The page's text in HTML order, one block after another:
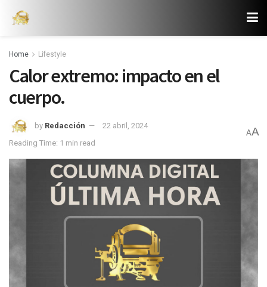
Home Lifestyle
Calor extremo: impacto en el
cuerpo.
by Redacción
22 abril, 2024
Reading Time: 1 min read
AA